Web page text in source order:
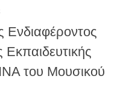
του Μουσικού